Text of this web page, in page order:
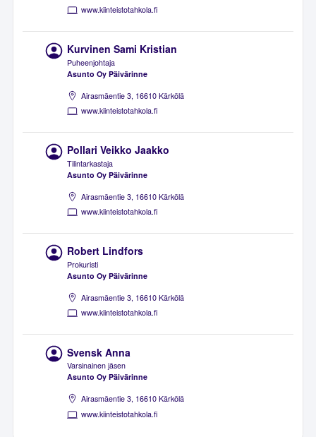
www.kiinteistotahkola.fi
Kurvinen Sami Kristian
Puheenjohtaja
Asunto Oy Päivärinne
Airasmäentie 3, 16610 Kärkölä
www.kiinteistotahkola.fi
Pollari Veikko Jaakko
Tilintarkastaja
Asunto Oy Päivärinne
Airasmäentie 3, 16610 Kärkölä
www.kiinteistotahkola.fi
Robert Lindfors
Prokuristi
Asunto Oy Päivärinne
Airasmäentie 3, 16610 Kärkölä
www.kiinteistotahkola.fi
Svensk Anna
Varsinainen jäsen
Asunto Oy Päivärinne
Airasmäentie 3, 16610 Kärkölä
www.kiinteistotahkola.fi